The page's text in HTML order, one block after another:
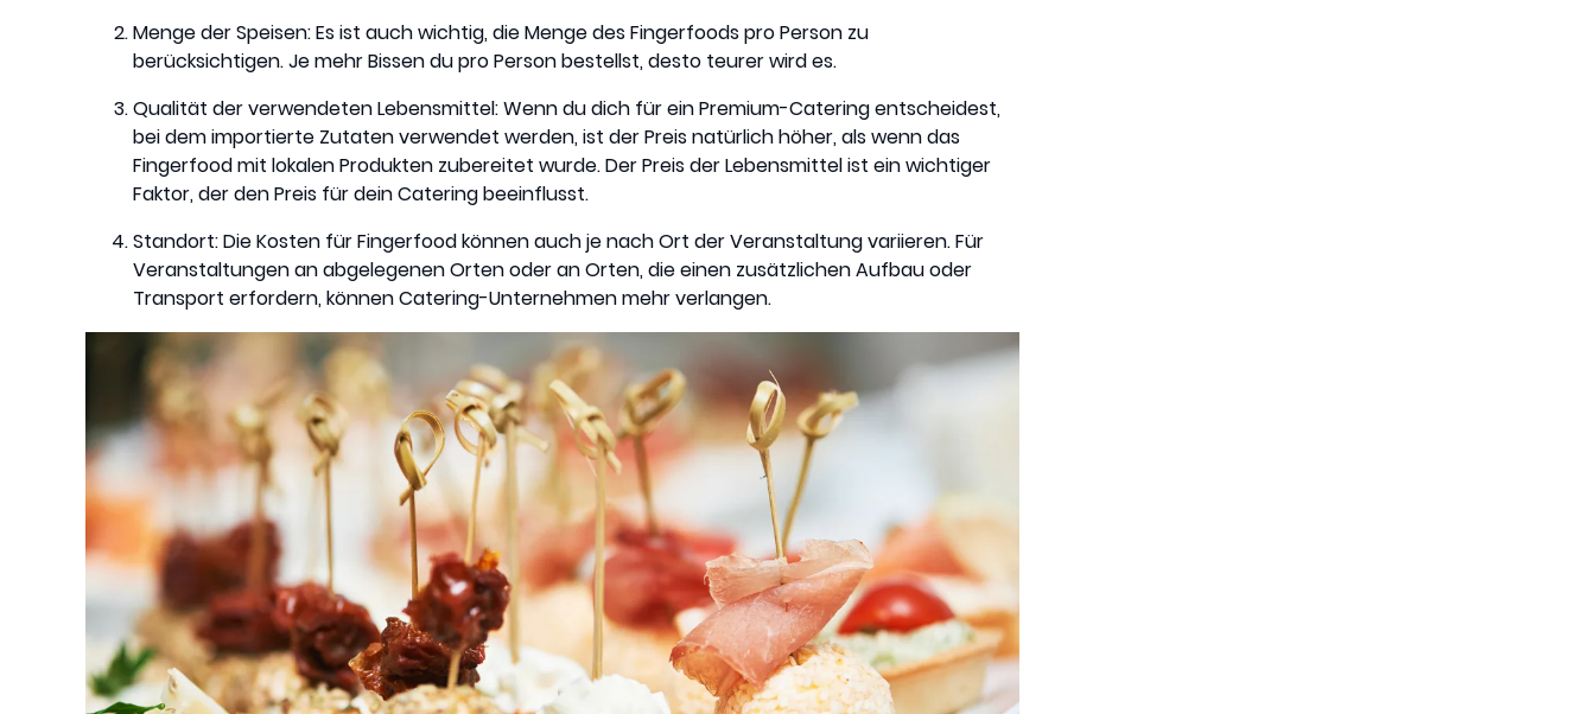
Menge der Speisen: Es ist auch wichtig, die Menge des Fingerfoods pro Person zu
berücksichtigen. Je mehr Bissen du pro Person bestellst, desto teurer wird es.
Qualität der verwendeten Lebensmittel: Wenn du dich für ein Premium-Catering entscheidest,
bei dem importierte Zutaten verwendet werden, ist der Preis natürlich höher, als wenn das
Fingerfood mit lokalen Produkten zubereitet wurde. Der Preis der Lebensmittel ist ein wichtiger
Faktor, der den Preis für dein Catering beeinflusst.
Standort: Die Kosten für Fingerfood können auch je nach Ort der Veranstaltung variieren. Für
Veranstaltungen an abgelegenen Orten oder an Orten, die einen zusätzlichen Aufbau oder
Transport erfordern, können Catering-Unternehmen mehr verlangen.